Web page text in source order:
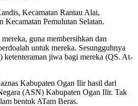
Kecamatan Rantau Alai,
Kecamatan Pemulutan Selatan.
guna membersihkan dan
untuk mereka. Sesungguhnya
ketenteraman jiwa bagi mereka (QS. At-
Kabupaten Ogan Ilir hasil dari
(ASN) Kabupaten Ogan Ilir. Tak
bentuk ATam Beras.